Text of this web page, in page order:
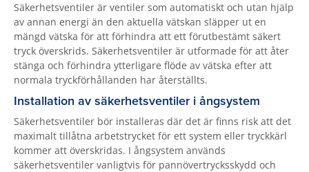
Säkerhetsventiler är ventiler som automatiskt och utan hjälp
av annan energi än den aktuella vätskan släpper ut en
mängd vätska för att förhindra att ett förutbestämt säkert
tryck överskrids. Säkerhetsventiler är utformade för att åter
stänga och förhindra ytterligare flöde av vätska efter att
normala tryckförhållanden har återställts.
Installation av säkerhetsventiler i ångsystem
Säkerhetsventiler bör installeras där det är finns risk att det
maximalt tillåtna arbetstrycket för ett system eller tryckkärl
kommer att överskridas. I ångsystem används
säkerhetsventiler vanligtvis för pannövertrycksskydd och